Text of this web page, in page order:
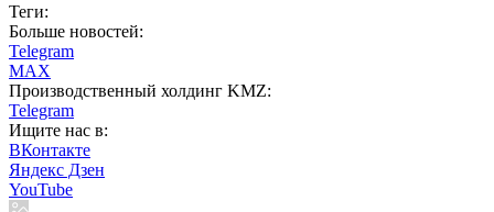
Теги:
Больше новостей:
Telegram
MAX
Производственный холдинг KMZ:
Telegram
Ищите нас в:
ВКонтакте
Яндекс Дзен
YouTube